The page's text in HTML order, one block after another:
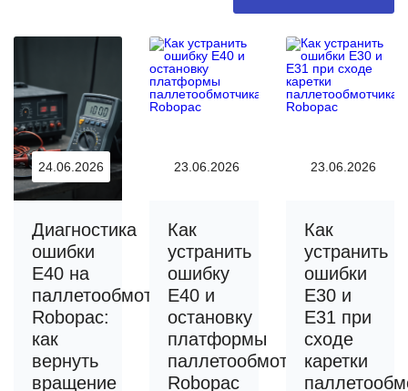
24.06.2026
Диагностика
ошибки
E40 на
паллетообмотчике
Robopac:
как
вернуть
вращение
23.06.2026
Как
устранить
ошибку
E40 и
остановку
платформы
паллетообмотчика
Robopac
23.06.2026
Как
устранить
ошибки
E30 и
E31 при
сходе
каретки